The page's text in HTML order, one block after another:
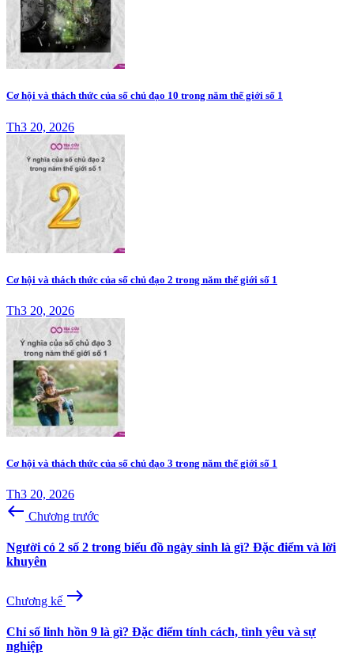
Cơ hội và thách thức của số chủ đạo 10 trong năm thế giới số 1
Th3 20, 2026
Cơ hội và thách thức của số chủ đạo 2 trong năm thế giới số 1
Th3 20, 2026
Cơ hội và thách thức của số chủ đạo 3 trong năm thế giới số 1
Th3 20, 2026
west Chương trước
Người có 2 số 2 trong biểu đồ ngày sinh là gì? Đặc điểm và lời
khuyên
Chương kế east
Chỉ số linh hồn 9 là gì? Đặc điểm tính cách, tình yêu và sự
nghiệp